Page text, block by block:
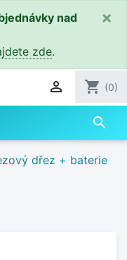
nad
zde.
×
 shopping_cart (0)
search
dřez + baterie